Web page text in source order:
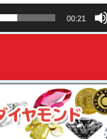
00:21